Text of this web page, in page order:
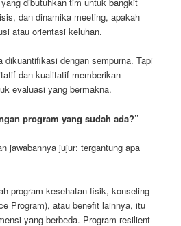
dibutuhkan tim untuk bangkit
dan dinamika meeting, apakah
atau orientasi keluhan.
dikuantifikasi dengan sempurna. Tapi
dan kualitatif memberikan
evaluasi yang bermakna.
program yang sudah ada?”
jawabannya jujur: tergantung apa
program kesehatan fisik, konseling
Program), atau benefit lainnya, itu
yang berbeda. Program resilient